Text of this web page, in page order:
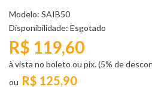
Modelo: SAIB50
Disponibilidade: Esgotado
R$ 125,90
R$ 119,60
à vista no boleto ou pix. (5% de